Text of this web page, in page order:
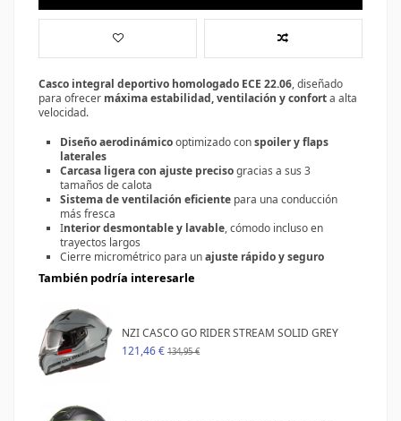
Casco integral deportivo homologado ECE 22.06, diseñado
para ofrecer máxima estabilidad, ventilación y conforta alta
velocidad.
Diseño aerodinámicooptimizado conspoiler y flaps
laterales
Carcasa ligera con ajuste precisogracias a sus 3
tamaños de calota
Sistema de ventilación eficiente para una conducción
más fresca
Interior desmontable y lavable, cómodo incluso en
trayectos largos
Cierre micrométrico para unajuste rápido y seguro
También podría interesarle
NZI CASCO GO RIDER STREAM SOLID GREY
121,46 € 134,95 €